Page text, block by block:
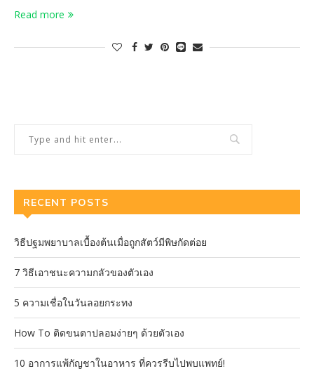
Read more
RECENT POSTS
วิธีปฐมพยาบาลเบื้องต้นเมื่อถูกสัตว์มีพิษกัดต่อย
7 วิธีเอาชนะความกลัวของตัวเอง
5 ความเชื่อในวันลอยกระทง
How To ติดขนตาปลอมง่ายๆ ด้วยตัวเอง
10 อาการแพ้กัญชาในอาหาร ที่ควรรีบไปพบแพทย์!